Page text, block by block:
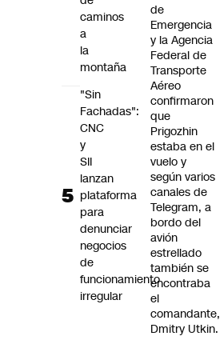
de
Emergencia
y la Agencia
Federal de
Transporte
Aéreo
confirmaron
que
Prigozhin
estaba en el
vuelo y
según varios
canales de
Telegram, a
bordo del
avión
estrellado
también se
encontraba
el
comandante,
Dmitry Utkin.
caminos
a
la
montaña
"Sin
Fachadas":
CNC
y
SII
lanzan
plataforma
para
denunciar
negocios
de
funcionamiento
irregular